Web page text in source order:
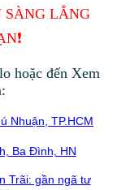
SÀNG LẮNG
hoặc đến Xem
Nhuận, TP.HCM
Ba Đình, HN
Trãi: gần ngã tư